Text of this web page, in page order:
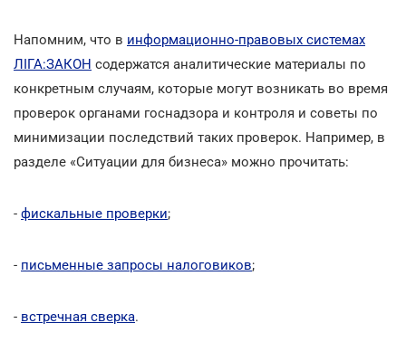
Напомним, что в информационно-правовых системах
ЛІГА:ЗАКОН содержатся аналитические материалы по
конкретным случаям, которые могут возникать во время
проверок органами госнадзора и контроля и советы по
минимизации последствий таких проверок. Например, в
разделе «Ситуации для бизнеса» можно прочитать:
- фискальные проверки;
- письменные запросы налоговиков;
- встречная сверка.